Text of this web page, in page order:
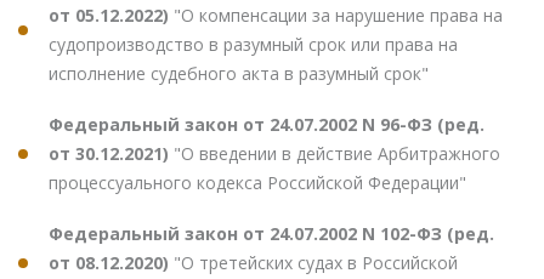
от 05.12.2022) "О компенсации за нарушение права на
судопроизводство в разумный срок или права на
исполнение судебного акта в разумный срок"
Федеральный закон от 24.07.2002 N 96-ФЗ (ред.
от 30.12.2021) "О введении в действие Арбитражного
процессуального кодекса Российской Федерации"
Федеральный закон от 24.07.2002 N 102-ФЗ (ред.
от 08.12.2020) "О третейских судах в Российской